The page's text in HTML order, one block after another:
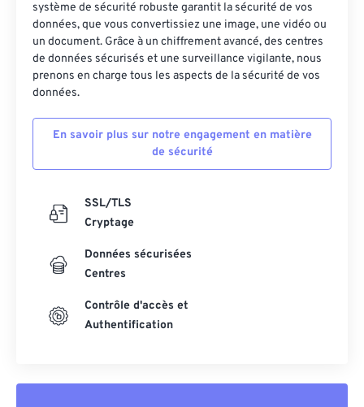
système de sécurité robuste garantit la sécurité de vos
données, que vous convertissiez une image, une vidéo ou
un document. Grâce à un chiffrement avancé, des centres
de données sécurisés et une surveillance vigilante, nous
prenons en charge tous les aspects de la sécurité de vos
données.
En savoir plus sur notre engagement en matière
de sécurité
SSL/TLS
Cryptage
Données sécurisées
Centres
Contrôle d'accès et
Authentification